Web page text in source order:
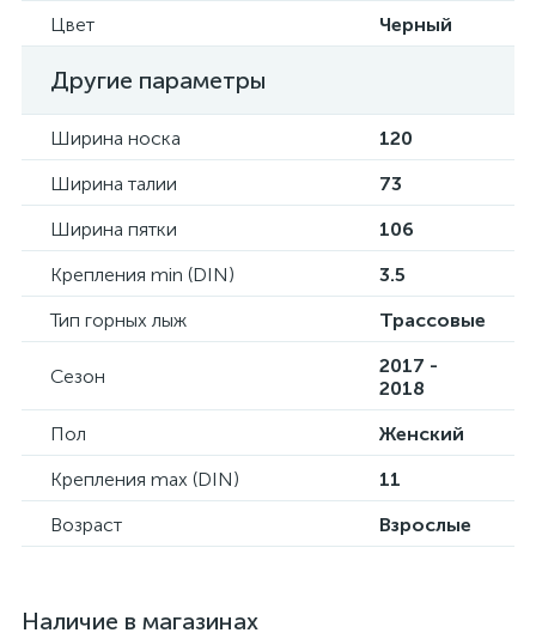
Цвет Черный
Другие параметры
Ширина носка
120
Ширина талии
73
Ширина пятки
106
Крепления min (DIN)
3.5
Тип горных лыж
Трассовые
Сезон
2017 -
2018
Пол
Женский
Крепления max (DIN)
11
Возраст
Взрослые
Наличие в магазинах